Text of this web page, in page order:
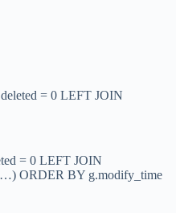
= 0 LEFT JOIN
= 0 LEFT JOIN
ORDER BY g.modify_time